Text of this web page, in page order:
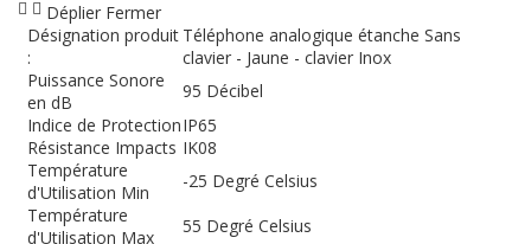
Déplier Fermer
Désignation produit
:
Téléphone analogique étanche Sans
clavier - Jaune - clavier Inox
Puissance Sonore
en dB
95 Décibel
Indice de ProtectionIP65
Résistance Impacts IK08
Température
d'Utilisation Min
-25 Degré Celsius
Température
d'Utilisation Max
55 Degré Celsius